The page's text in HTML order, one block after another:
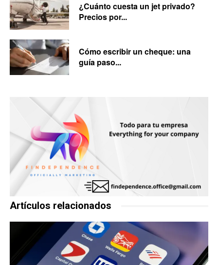
¿Cuánto cuesta un jet privado?
Precios por...
Cómo escribir un cheque: una
guía paso...
Artículos relacionados